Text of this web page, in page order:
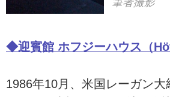
◆迎賓館 ホフジーハウス（
1986年10月、米国レーガン